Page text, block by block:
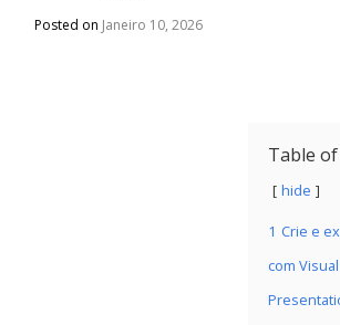
Posted on Janeiro 10, 2026
Table
hide
1 Crie e
com